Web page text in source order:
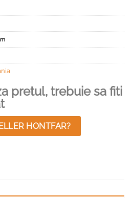
pretul, trebuie sa fiti
HONTFAR?